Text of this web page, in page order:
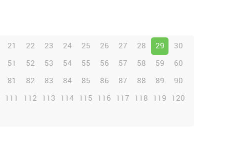
21 22 23 24 25 26 27 28 29
30
51 52 53 54 55 56 57 58 59
60
81 82 83 84 85 86 87 88 89
90
111 112 113 114 115 116 117 118 119 120